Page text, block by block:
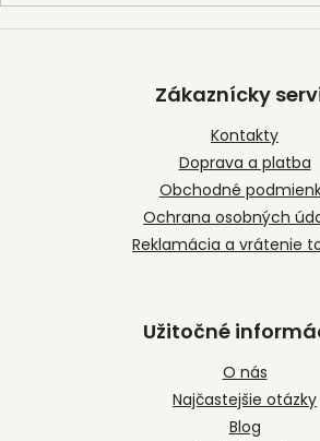
Z
Zákaznícky
Kontakty
Doprava a platba
Obchodné
Ochrana osobných
Reklamácia a vrátenie
Užitočné
O nás
Najčastejšie otázky
Blog